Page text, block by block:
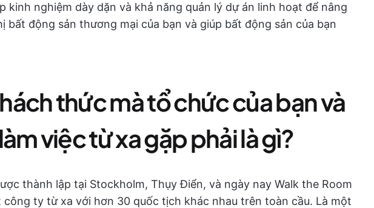
kinh nghiệm dày dặn và khả năng quản lý dự án linh hoạt để nâng
bất động sản thương mại của bạn và giúp bất động sản của bạn
thức mà tổ chức của bạn và
việc từ xa gặp phải là gì?
thành lập tại Stockholm, Thụy Điển, và ngày nay Walk the Room
ty từ xa với hơn 30 quốc tịch khác nhau trên toàn cầu. Là một